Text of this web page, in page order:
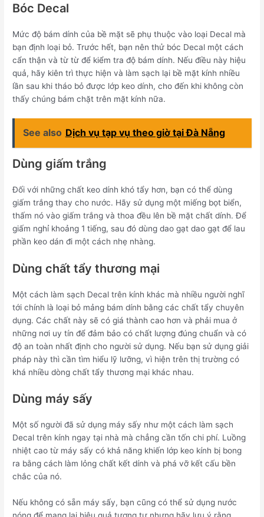
Bóc Decal
Mức độ bám dính của bề mặt sẽ phụ thuộc vào loại Decal mà
bạn định loại bỏ. Trước hết, bạn nên thử bóc Decal một cách
cẩn thận và từ từ để kiểm tra độ bám dính. Nếu điều này hiệu
quả, hãy kiên trì thực hiện và làm sạch lại bề mặt kính nhiều
lần sau khi tháo bỏ được lớp keo dính, cho đến khi không còn
thấy chúng bám chặt trên mặt kính nữa.
See also Dịch vụ tạp vụ theo giờ tại Đà Nẵng
Dùng giấm trắng
Đối với những chất keo dính khó tẩy hơn, bạn có thể dùng
giấm trắng thay cho nước. Hãy sử dụng một miếng bọt biển,
thấm nó vào giấm trắng và thoa đều lên bề mặt chất dính. Để
giấm nghỉ khoảng 1 tiếng, sau đó dùng dao gạt dao gạt để lau
phần keo dán đi một cách nhẹ nhàng.
Dùng chất tẩy thương mại
Một cách làm sạch Decal trên kính khác mà nhiều người nghĩ
tới chính là loại bỏ mảng bám dính bằng các chất tẩy chuyên
dụng. Các chất này sẽ có giá thành cao hơn và phải mua ở
những nơi uy tín để đảm bảo có chất lượng đúng chuẩn và có
độ an toàn nhất định cho người sử dụng. Nếu bạn sử dụng giải
pháp này thì cần tìm hiểu lỹ lưỡng, vì hiện trên thị trường có
khá nhiều dòng chất tẩy thương mại khác nhau.
Dùng máy sấy
Một số người đã sử dụng máy sấy như một cách làm sạch
Decal trên kính ngay tại nhà mà chẳng cần tốn chi phí. Luồng
nhiệt cao từ máy sấy có khả năng khiến lớp keo kính bị bong
ra bằng cách làm lỏng chất kết dính và phá vỡ kết cấu bền
chắc của nó.
Nếu không có sẵn máy sấy, bạn cũng có thể sử dụng nước